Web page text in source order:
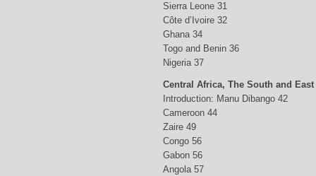
Sierra Leone 31
Côte d’Ivoire 32
Ghana 34
Togo and Benin 36
Nigeria 37
Central Africa, The South and East
Introduction: Manu Dibango 42
Cameroon 44
Zaire 49
Congo 56
Gabon 56
Angola 57